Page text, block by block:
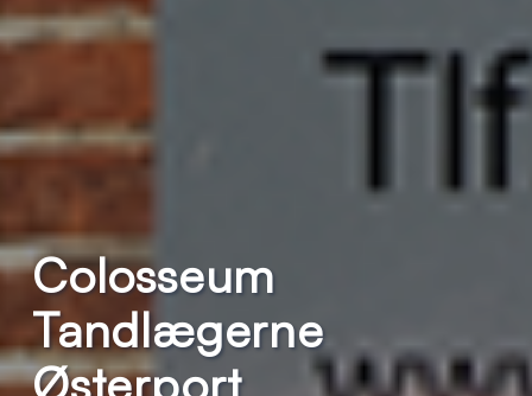
Colosseum
Tandlægerne
Østerport